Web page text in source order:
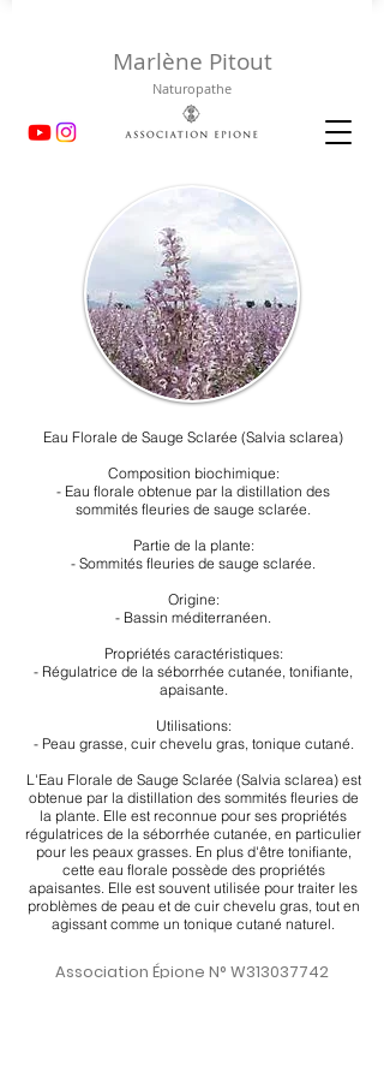
Marlène Pitout
Naturopathe
Eau Florale de Sauge Sclarée (Salvia sclarea)
Composition biochimique:
- Eau florale obtenue par la distillation des
sommités fleuries de sauge sclarée.
Partie de la plante:
- Sommités fleuries de sauge sclarée.
Origine:
- Bassin méditerranéen.
Propriétés caractéristiques:
- Régulatrice de la séborrhée cutanée, tonifiante,
apaisante.
Utilisations:
- Peau grasse, cuir chevelu gras, tonique cutané.
L'Eau Florale de Sauge Sclarée (Salvia sclarea) est
obtenue par la distillation des sommités fleuries de
la plante. Elle est reconnue pour ses propriétés
régulatrices de la séborrhée cutanée, en particulier
pour les peaux grasses. En plus d'être tonifiante,
cette eau florale possède des propriétés
apaisantes. Elle est souvent utilisée pour traiter les
problèmes de peau et de cuir chevelu gras, tout en
agissant comme un tonique cutané naturel.
Association Épione N° W313037742